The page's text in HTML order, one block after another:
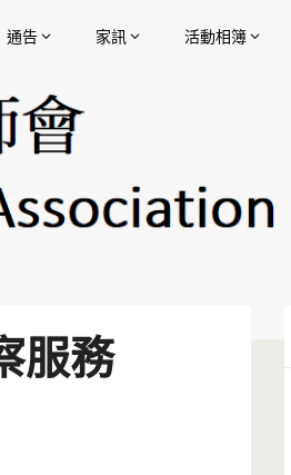
通告 家訊 活動相簿
長教師會
服務